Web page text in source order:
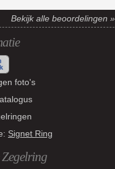
Bekijk alle beoordelingen »
foto's
Signet Ring